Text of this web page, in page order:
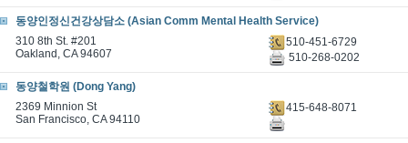
동양인정신건강상담소 (Asian Comm Mental Health Service)
310 8th St. #201
Oakland, CA 94607
510-451-6729
510-268-0202
동양철학원 (Dong Yang)
2369 Minnion St
San Francisco, CA 94110
415-648-8071